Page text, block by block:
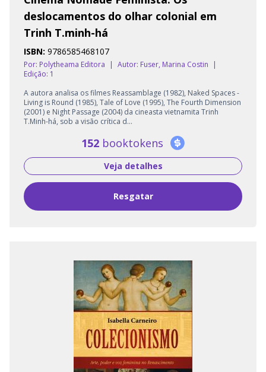
deslocamentos do olhar colonial em
Trinh T.minh-há
ISBN: 9786585468107
Por: Polytheama Editora | Autor: Fuser, Marina Costin
|
Edição: 1
A autora analisa os filmes Reassamblage (1982), Naked Spaces -
Living is Round (1985), Tale of Love (1995), The Fourth Dimension
(2001) e Night Passage (2004) da cineasta vietnamita Trinh
T.Minh-há, sob a visão crítica d...
152 booktokens
Veja detalhes
Resgatar